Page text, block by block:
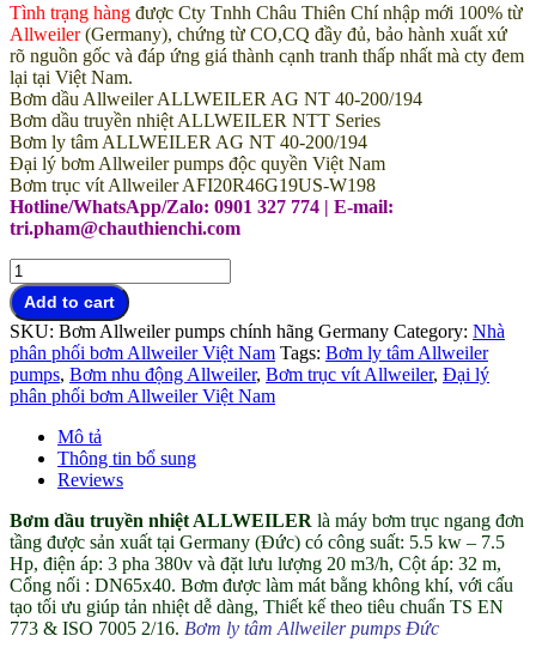
Tình trạng hàng được Cty Tnhh Châu Thiên Chí nhập mới 100% từ
Allweiler(Germany), chứng từ CO,CQ đầy đủ, bảo hành xuất xứ
rõ nguồn gốc và đáp ứng giá thành cạnh tranh thấp nhất mà cty đem
lại tại Việt Nam.
Bơm dầu Allweiler ALLWEILER AG NT 40-200/194
Bơm dầu truyền nhiệt ALLWEILER NTT Series
Bơm ly tâm ALLWEILER AG NT 40-200/194
Đại lý bơm Allweiler pumps độc quyền Việt Nam
Bơm trục vít Allweiler AFI20R46G19US-W198
Hotline/WhatsApp/Zalo: 0901 327 774 | E-mail:
tri.pham@chauthienchi.com
Bơm
dầu
truyền
nhiệt
Allweiler
pumps
đại
Việt
Nam
quantity
Add to cart
SKU: Bơm Allweiler pumps chính hãng Germany Category: Nhà
phân phối bơm Allweiler Việt Nam Tags: Bơm ly tâm Allweiler
pumps, Bơm nhu động Allweiler, Bơm trục vít Allweiler, Đại lý
phân phối bơm Allweiler Việt Nam
Mô tả
Thông tin bổ sung
Reviews
Bơm dầu truyền nhiệt ALLWEILER là máy bơm trục ngang đơn
tầng được sản xuất tại Germany (Đức) có công suất: 5.5 kw – 7.5
Hp, điện áp: 3 pha 380v và đặt lưu lượng 20 m3/h, Cột áp: 32 m,
Cổng nối : DN65x40. Bơm được làm mát bằng không khí, với cấu
tạo tối ưu giúp tản nhiệt dễ dàng, Thiết kế theo tiêu chuẩn TS EN
773 & ISO 7005 2/16. Bơm ly tâm Allweiler pumps Đức